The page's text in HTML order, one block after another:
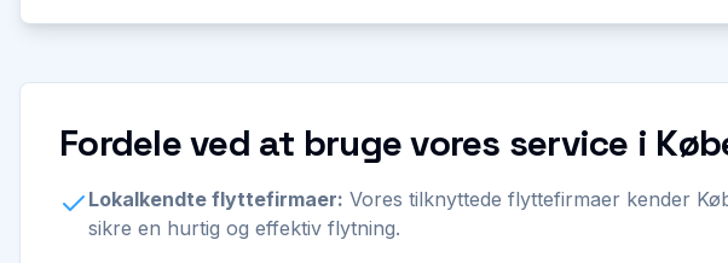
Fordele ved at bruge vores service i
Lokalkendte flyttefirmaer: Vores tilknyttede flyttefirmaer kender
sikre en hurtig og effektiv flytning.